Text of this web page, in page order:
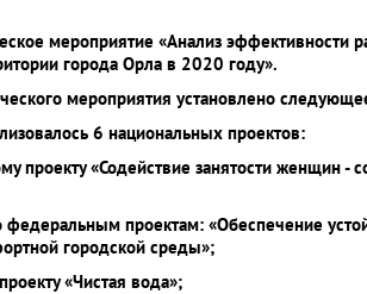
мероприятие «Анализ
города Орла в 2020 году».
мероприятия установлено
6 национальных проектов:
проекту «Содействие занятости женщин -
федеральным проектам: «Обеспечение
городской среды»;
«Чистая вода»;